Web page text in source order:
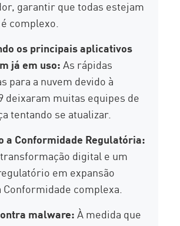
garantir que todas estejam
complexo.
os principais aplicativos
já em uso:As rápidas
para a nuvem devido à
deixaram muitas equipes de
tentando se atualizar.
a Conformidade Regulatória:
digital e um
em expansão
Conformidade complexa.
malware:À medida que